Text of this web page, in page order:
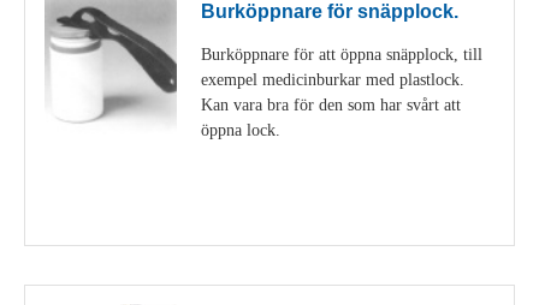
Burköppnare för snäpplock.
Burköppnare för att öppna snäpplock, till
exempel medicinburkar med plastlock.
Kan vara bra för den som har svårt att
öppna lock.